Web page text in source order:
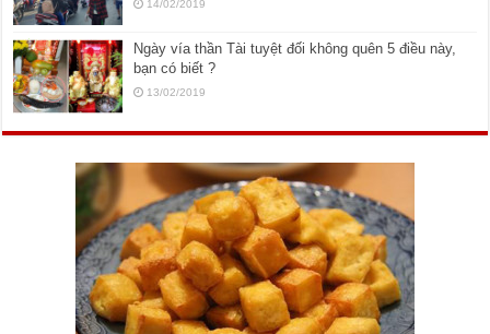
14/02/2019
Ngày vía thần Tài tuyệt đối không quên 5 điều này,
bạn có biết ?
13/02/2019